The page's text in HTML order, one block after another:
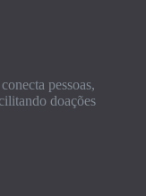
pessoas,
doações